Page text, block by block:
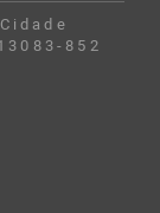
852